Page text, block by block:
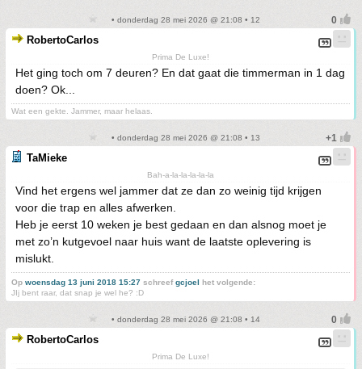
• donderdag 28 mei 2026 @ 21:08 • 12
RobertoCarlos
Prima De Luxe!
Het ging toch om 7 deuren? En dat gaat die timmerman in 1 dag
doen? Ok...
Wat een gekte. Jammer, maar helaas.
• donderdag 28 mei 2026 @ 21:08 • 13
TaMieke
Bah-a-la-la-la-la-la
Vind het ergens wel jammer dat ze dan zo weinig tijd krijgen
voor die trap en alles afwerken.
Heb je eerst 10 weken je best gedaan en dan alsnog moet je
met zo’n kutgevoel naar huis want de laatste oplevering is
mislukt.
Op woensdag 13 juni 2018 15:27 schreefgcjoel het volgende:
JIj bent raar, dat snap je wel he? :D
• donderdag 28 mei 2026 @ 21:08 • 14
RobertoCarlos
Prima De Luxe!